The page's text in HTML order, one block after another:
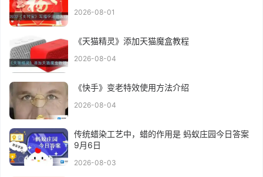
2026-08-01
《天猫精灵》添加天猫魔盒教程
2026-08-04
《快手》变老特效使用方法介绍
2026-08-04
传统蜡染工艺中，蜡的作用是 蚂蚁庄园今日答案
9月6日
2026-08-03